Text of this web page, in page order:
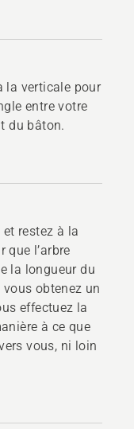
la verticale pour
entre votre
du bâton.
et restez à la
que l’arbre
la longueur du
vous obtenez un
effectuez la
à ce que
vous, ni loin